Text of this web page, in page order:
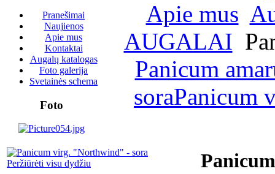
Pranešimai
Naujienos
Apie mus
Kontaktai
Augalų katalogas
Foto galerija
Svetainės schema
Foto
Apie mus
AUGALAI
Panicum
soraPanicum
Peržiūrėti visu dydžiu